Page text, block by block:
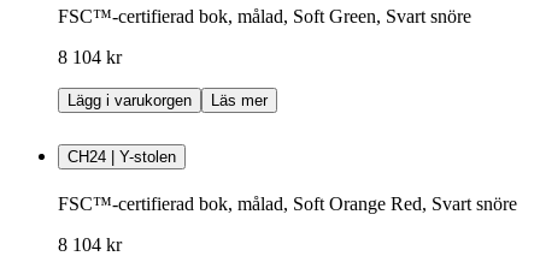
FSC™-certifierad bok, målad, Soft Green, Svart snöre
8 104 kr
Lägg i varukorgen Läs mer
CH24 | Y-stolen
FSC™-certifierad bok, målad, Soft Orange Red, Svart snöre
8 104 kr